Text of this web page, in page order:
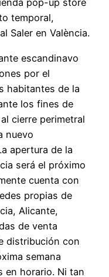
pop-up store
temporal,
Saler en València.
escandinavo
por el
habitantes de la
los fines de
cierre perimetral
nuevo
apertura de la
será el próximo
cuenta con
propias de
Alicante,
de venta
distribución con
semana
en horario. Ni tan